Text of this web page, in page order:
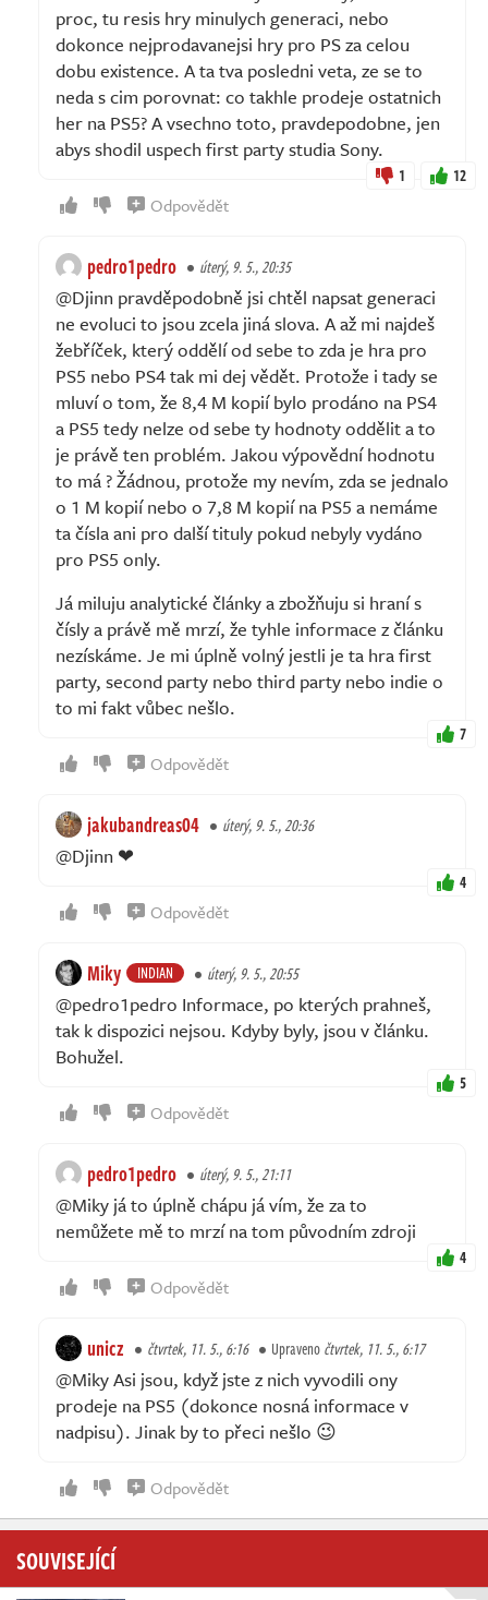
proc, tu resis hry minulych generaci, nebo
dokonce nejprodavanejsi hry pro PS za celou
dobu existence. A ta tva posledni veta, ze se to
neda s cim porovnat: co takhle prodeje ostatnich
her na PS5? A vsechno toto, pravdepodobne, jen
abys shodil uspech first party studia Sony.
1 12
Odpovědět
pedro1pedro úterý, 9. 5., 20:35
@Djinn pravděpodobně jsi chtěl napsat generaci
ne evoluci to jsou zcela jiná slova. A až mi najdeš
žebříček, který oddělí od sebe to zda je hra pro
PS5 nebo PS4 tak mi dej vědět. Protože i tady se
mluví o tom, že 8,4 M kopií bylo prodáno na PS4
a PS5 tedy nelze od sebe ty hodnoty oddělit a to
je právě ten problém. Jakou výpovědní hodnotu
to má ? Žádnou, protože my nevím, zda se jednalo
o 1 M kopií nebo o 7,8 M kopií na PS5 a nemáme
ta čísla ani pro další tituly pokud nebyly vydáno
pro PS5 only.
Já miluju analytické články a zbožňuju si hraní s
čísly a právě mě mrzí, že tyhle informace z článku
nezískáme. Je mi úplně volný jestli je ta hra first
party, second party nebo third party nebo indie o
to mi fakt vůbec nešlo.
7
Odpovědět
jakubandreas04 úterý, 9. 5., 20:36
@Djinn ❤
4
Odpovědět
Miky INDIAN úterý, 9. 5., 20:55
@pedro1pedro Informace, po kterých prahneš,
tak k dispozici nejsou. Kdyby byly, jsou v článku.
Bohužel.
5
Odpovědět
pedro1pedro úterý, 9. 5., 21:11
@Miky já to úplně chápu já vím, že za to
nemůžete mě to mrzí na tom původním zdroji
4
Odpovědět
unicz čtvrtek, 11. 5., 6:16 Upravenočtvrtek, 11. 5., 6:17
@Miky Asi jsou, když jste z nich vyvodili ony
prodeje na PS5 (dokonce nosná informace v
nadpisu). Jinak by to přeci nešlo 😉
Odpovědět
SOUVISEJÍCÍ